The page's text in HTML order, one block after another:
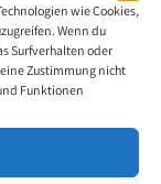
wie Cookies,
Wenn du
Surfverhalten oder
Zustimmung nicht
Funktionen